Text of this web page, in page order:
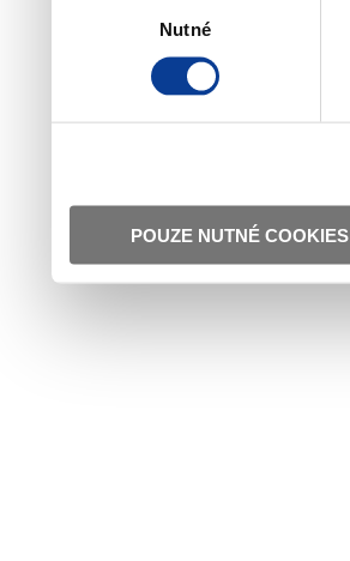
Nutné
POUZE NUTNÉ COOKIES